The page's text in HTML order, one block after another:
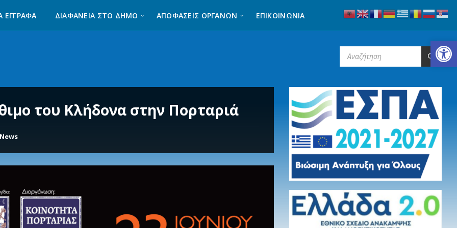
Ανοίξτε τη γραμμή εργαλείων
ΈΓΓΡΑΦΑ ΔΙΑΦΆΝΕΙΑ ΣΤΟ ΔΉΜΟ ΑΠΟΦΑΣΕΙΣ ΟΡΓΑΝΩΝ ΕΠΙΚΟΙΝΩΝΊΑ
του Κλήδονα στην Πορταριά
News